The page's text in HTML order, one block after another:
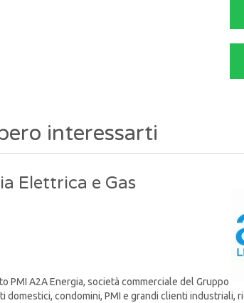
interessarti
Elettrica e Gas
PMI A2A Energia, società commerciale del Gruppo
condomini, PMI e grandi clienti industriali,